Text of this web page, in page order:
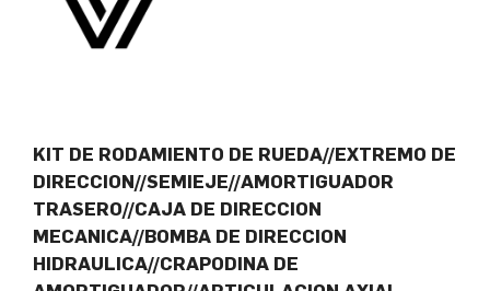
KIT DE RODAMIENTO DE RUEDA//EXTREMO DE
DIRECCION//SEMIEJE//AMORTIGUADOR
TRASERO//CAJA DE DIRECCION
MECANICA//BOMBA DE DIRECCION
HIDRAULICA//CRAPODINA DE